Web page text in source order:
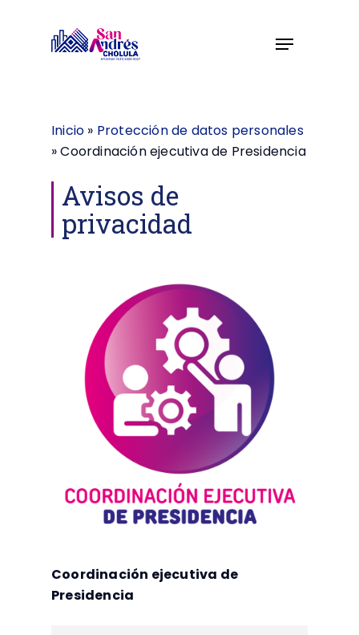
Menu
Inicio » Protección de datos personales
»Coordinación ejecutiva de Presidencia
Avisos de
privacidad
Coordinación ejecutiva de
Presidencia